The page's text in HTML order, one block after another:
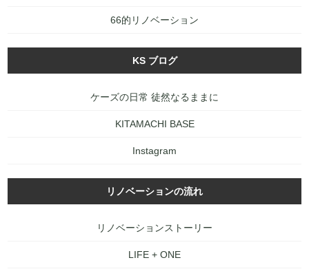
66的リノベーション
KS ブログ
ケーズの日常 徒然なるままに
KITAMACHI BASE
Instagram
リノベーションの流れ
リノベーションストーリー
LIFE + ONE